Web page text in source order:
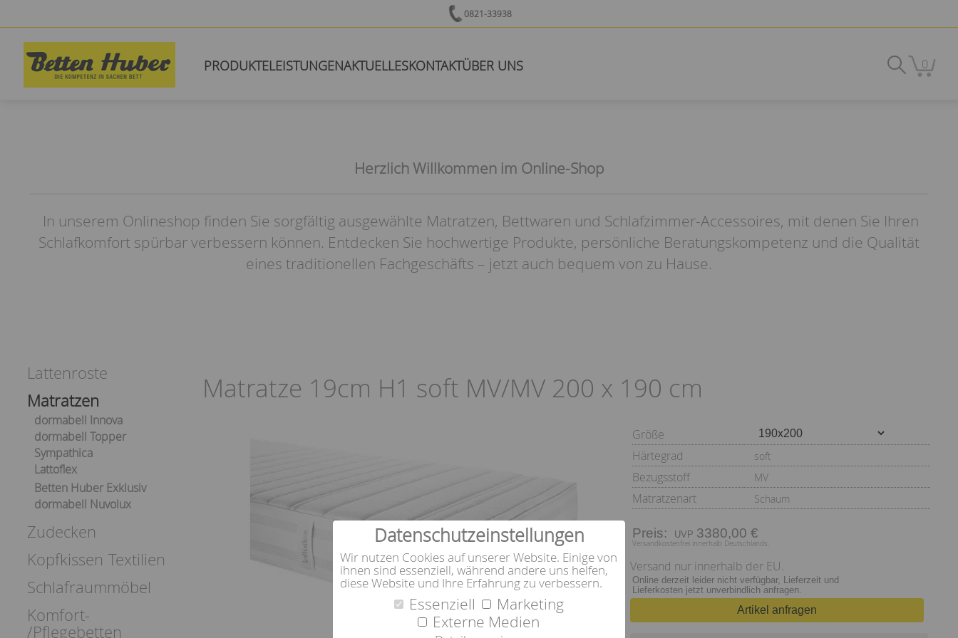
0821-33938
PRODUKTELEISTUNGENAKTUELLESKONTAKTÜBER UNS 0
Datenschutzeinstellungen
Wir nutzen Cookies auf unserer Website. Einige von
ihnen sind essenziell, während andere uns helfen,
diese Website und Ihre Erfahrung zu verbessern.
Essenziell
Marketing
Externe Medien
Herzlich Willkommen im Online-Shop
In unserem Onlineshop finden Sie sorgfältig ausgewählte Matratzen, Bettwaren und Schlafzimmer-Accessoires, mit denen Sie Ihren
Schlafkomfort spürbar verbessern können. Entdecken Sie hochwertige Produkte, persönliche Beratungskompetenz und die Qualität
eines traditionellen Fachgeschäfts – jetzt auch bequem von zu Hause.
Lattenroste
Matratzen
dormabell Innova
dormabell Topper
Sympathica
Lattoflex
Betten Huber Exklusiv
dormabell Nuvolux
Zudecken
Kopfkissen Textilien
Schlafraummöbel
Komfort-
/Pflegebetten
Matratze 19cm H1 soft MV/MV 200 x 190 cm
Größe
Härtegrad
soft
Bezugsstoff MV
Matratzenart Schaum
Preis: 3380,00 €
Versandkostenfrei innerhalb Deutschlands.
Versand nur innerhalb der EU.
Online derzeit leider nicht verfügbar, Lieferzeit und
Lieferkosten jetzt unverbindlich anfragen.
Artikel anfragen